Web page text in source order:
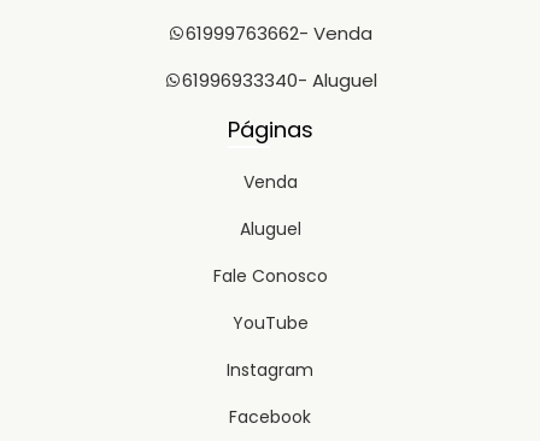
61999763662- Venda
61996933340- Aluguel
Páginas
Venda
Aluguel
Fale Conosco
YouTube
Instagram
Facebook